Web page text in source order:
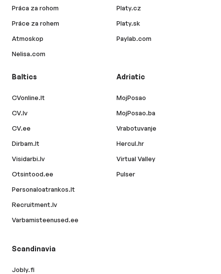
Práca za rohom
Práce za rohem
Atmoskop
Nelisa.com
Platy.cz
Platy.sk
Paylab.com
Baltics
CVonline.lt
CV.lv
CV.ee
Dirbam.lt
Visidarbi.lv
Otsintood.ee
Personaloatrankos.lt
Recruitment.lv
Varbamisteenused.ee
Adriatic
MojPosao
MojPosao.ba
Vrabotuvanje
Hercul.hr
Virtual Valley
Pulser
Scandinavia
Jobly.fi